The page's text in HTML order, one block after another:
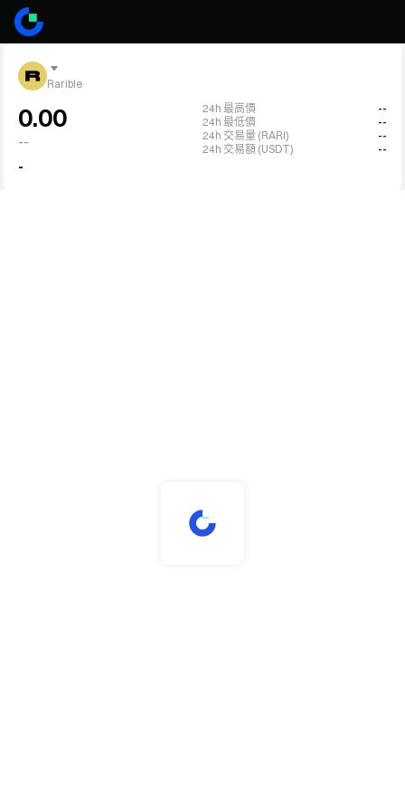
Rarible
0.00
--
-
24h 最高價
--
24h 最低價
--
24h 交易量 (RARI)
--
24h 交易額 (USDT)
--